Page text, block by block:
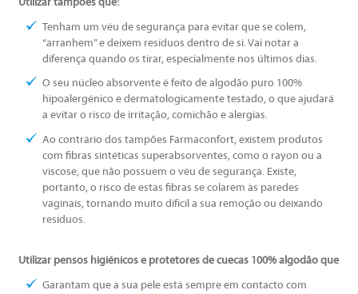
Utilizar tampões que:
Tenham um véu de segurança para evitar que se colem,
“arranhem” e deixem resíduos dentro de si. Vai notar a
diferença quando os tirar, especialmente nos últimos dias.
O seu núcleo absorvente é feito de algodão puro 100%
hipoalergénico e dermatologicamente testado, o que ajudará
a evitar o risco de irritação, comichão e alergias.
Ao contrário dos tampões Farmaconfort, existem produtos
com fibras sintéticas superabsorventes, como o rayon ou a
viscose, que não possuem o véu de segurança. Existe,
portanto, o risco de estas fibras se colarem às paredes
vaginais, tornando muito difícil a sua remoção ou deixando
resíduos.
Utilizar pensos higiénicos e protetores de cuecas 100% algodão que
Garantam que a sua pele está sempre em contacto com